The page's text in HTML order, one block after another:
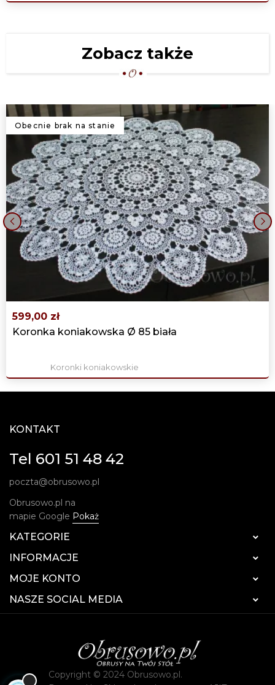
Zobacz także
Obecnie brak na stanie
599,00 zł
Koronka koniakowska Ø 85 biała
Koronki koniakowskie
KONTAKT
Tel 601 51 48 42
poczta@obrusowo.pl
Obrusowo.pl na
mapie Google Pokaż
KATEGORIE 
INFORMACJE 
MOJE KONTO 
NASZE SOCIAL MEDIA 
Copyright © 2024 Obrusowo.pl.